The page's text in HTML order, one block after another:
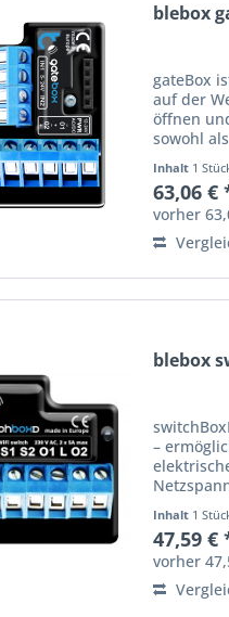
blebox
gateBox
auf der
öffnen
sowohl
mit Hilfe
Tablets,
und...
Inhalt 1
63,06 €
vorher
blebox
–
werden)
kleine
Inhalt 1
47,59 €
vorher